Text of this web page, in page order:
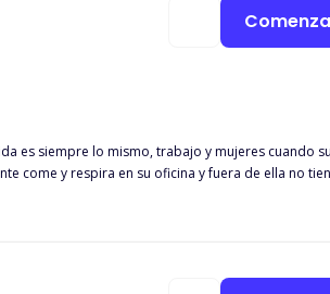
la llamada del señor Lennox avisándole que su